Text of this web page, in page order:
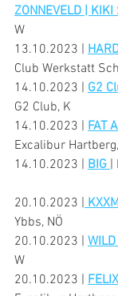
ZONNEVELD | KIKI
W
13.10.2023 |
Club Werkstatt
14.10.2023 | G2
G2 Club, K
14.10.2023 | FAT
Excalibur
14.10.2023 | BIG |
20.10.2023 |
Ybbs, NÖ
20.10.2023 |
W
20.10.2023 |